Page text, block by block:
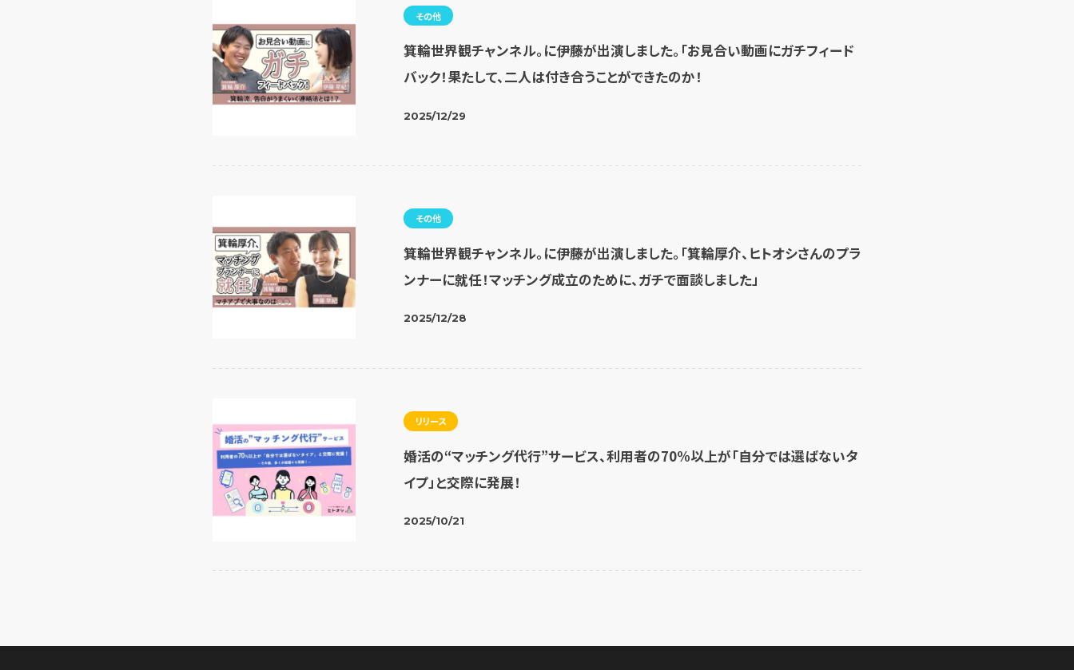
その他
箕輪世界観チャンネル。に伊藤が出演しました。「お見合い動画にガチフィード
バック！果たして、二人は付き合うことができたのか！
2025/12/29
その他
箕輪世界観チャンネル。に伊藤が出演しました。「箕輪厚介、ヒトオシさんのプラ
ンナーに就任！マッチング成立のために、ガチで面談しました」
2025/12/28
リリース
婚活の“マッチング代行”サービス、利用者の70%以上が「自分では選ばないタ
イプ」と交際に発展！
2025/10/21